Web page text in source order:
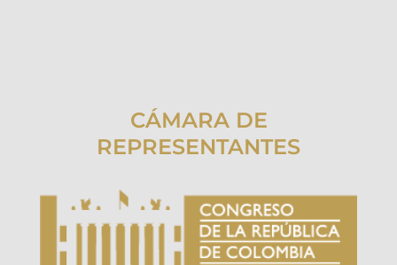
CÁMARA DE
REPRESENTANTES